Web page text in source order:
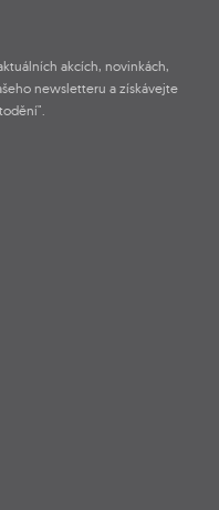
akcích, novinkách,
newsletteru a získávejte